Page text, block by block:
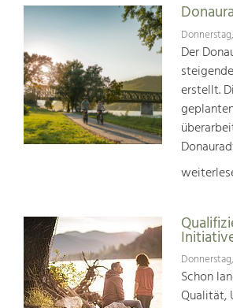
Der
erstellt.
Schon
Qualität,